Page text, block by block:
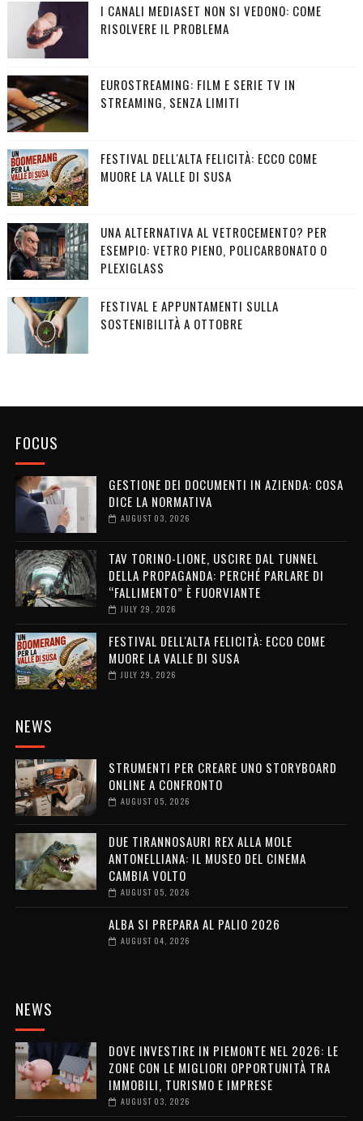
I CANALI MEDIASET NON SI VEDONO: COME
RISOLVERE IL PROBLEMA
EUROSTREAMING: FILM E SERIE TV IN
STREAMING, SENZA LIMITI
FESTIVAL DELL'ALTA FELICITÀ: ECCO COME
MUORE LA VALLE DI SUSA
UNA ALTERNATIVA AL VETROCEMENTO? PER
ESEMPIO: VETRO PIENO, POLICARBONATO O
PLEXIGLASS
FESTIVAL E APPUNTAMENTI SULLA
SOSTENIBILITÀ A OTTOBRE
FOCUS
GESTIONE DEI DOCUMENTI IN AZIENDA: COSA
DICE LA NORMATIVA
AUGUST 03, 2026
TAV TORINO-LIONE, USCIRE DAL TUNNEL
DELLA PROPAGANDA: PERCHÉ PARLARE DI
“FALLIMENTO” È FUORVIANTE
JULY 29, 2026
FESTIVAL DELL'ALTA FELICITÀ: ECCO COME
MUORE LA VALLE DI SUSA
JULY 29, 2026
NEWS
STRUMENTI PER CREARE UNO STORYBOARD
ONLINE A CONFRONTO
AUGUST 05, 2026
DUE TIRANNOSAURI REX ALLA MOLE
ANTONELLIANA: IL MUSEO DEL CINEMA
CAMBIA VOLTO
AUGUST 05, 2026
ALBA SI PREPARA AL PALIO 2026
AUGUST 04, 2026
NEWS
DOVE INVESTIRE IN PIEMONTE NEL 2026: LE
ZONE CON LE MIGLIORI OPPORTUNITÀ TRA
IMMOBILI, TURISMO E IMPRESE
AUGUST 03, 2026